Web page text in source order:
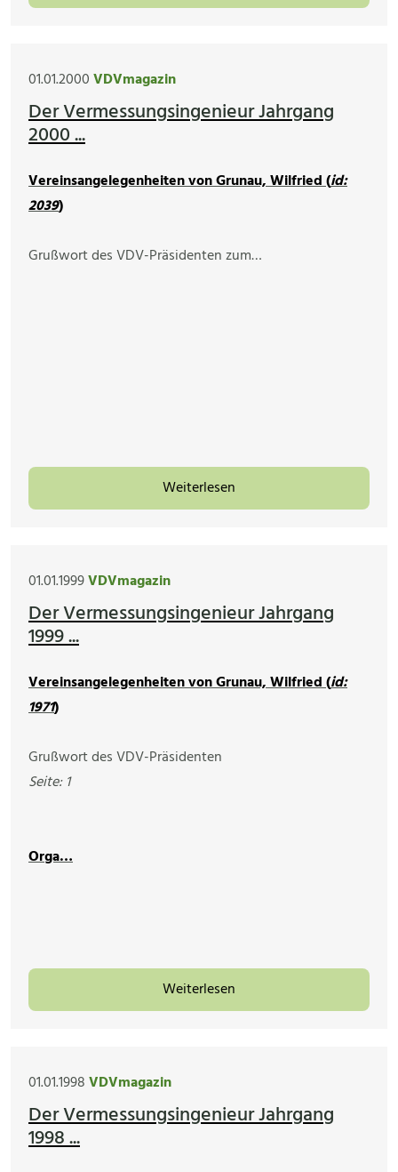
01.01.2000VDVmagazin
Der Vermessungsingenieur Jahrgang
2000 ...
Vereinsangelegenheiten von Grunau, Wilfried (id:
2039)
Grußwort des VDV-Präsidenten zum…
Weiterlesen
01.01.1999VDVmagazin
Der Vermessungsingenieur Jahrgang
1999 ...
Vereinsangelegenheiten von Grunau, Wilfried (id:
1971)
Grußwort des VDV-Präsidenten
Seite: 1
Orga…
Weiterlesen
01.01.1998VDVmagazin
Der Vermessungsingenieur Jahrgang
1998 ...